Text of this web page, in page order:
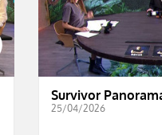
Survivor
25/04/2026